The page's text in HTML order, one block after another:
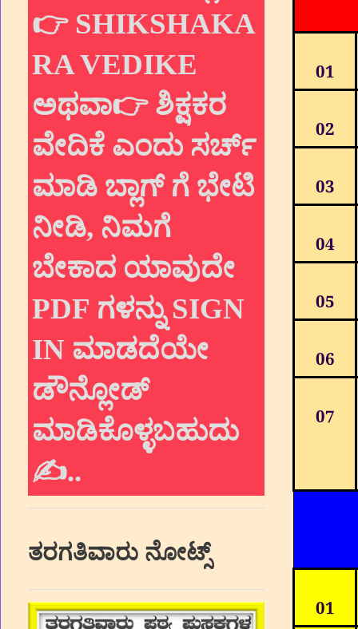
01
02
03
04
05
06
07
01
👉 SHIKSHAKA
RA VEDIKE
ಅಥವಾ👉 ಶಿಕ್ಷಕರ
ವೇದಿಕೆ ಎಂದು ಸರ್ಚ್
ಮಾಡಿ ಬ್ಲಾಗ್ ಗೆ ಭೇಟಿ
ನೀಡಿ, ನಿಮಗೆ
ಬೇಕಾದ ಯಾವುದೇ
PDF ಗಳನ್ನು SIGN
IN ಮಾಡದೆಯೇ
ಡೌನ್ಲೋಡ್
ಮಾಡಿಕೊಳ್ಳಬಹುದು
✍..
ತರಗತಿವಾರು ನೋಟ್ಸ್